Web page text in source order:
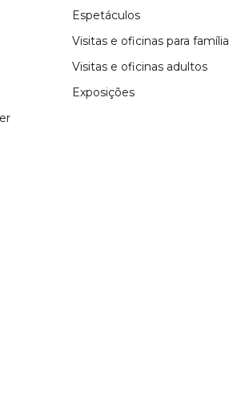
Espetáculos
Visitas e oficinas para família
Visitas e oficinas adultos
Exposições